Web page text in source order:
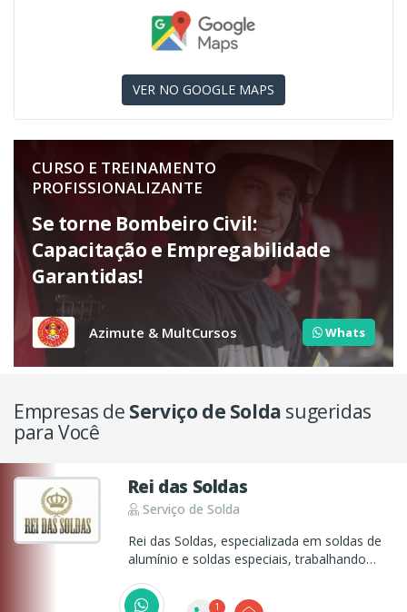
VER NO GOOGLE MAPS
CURSO E TREINAMENTO
PROFISSIONALIZANTE
Se torne Bombeiro Civil:
Capacitação e Empregabilidade
Garantidas!
Azimute & MultCursos Whats
Empresas de Serviço de Solda sugeridas
para Você
Rei das Soldas
Serviço de Solda
Rei das Soldas, especializada em soldas de
alumínio e soldas especiais, trabalhando
problemas! Soldas Especiais é aqui no Rei
1